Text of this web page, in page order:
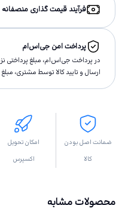
فرآیند قیمت گذاری منصفانه
پرداخت امن جی‌اس‌ام
در پرداخت جی‌اس‌ام، مبلغ پرداختى
ارسال و تاييد كالا توسط مشتری،
ضمانت اصل بودن
کالا
امکان تحویل
اکسپرس
محصولات مشابه